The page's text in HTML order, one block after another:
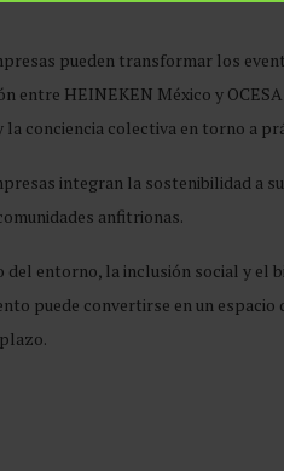
pueden transformar los
entre HEINEKEN México y
conciencia colectiva en torno a
integran la sostenibilidad a
anfitrionas.
entorno, la inclusión social y el
puede convertirse en un espacio